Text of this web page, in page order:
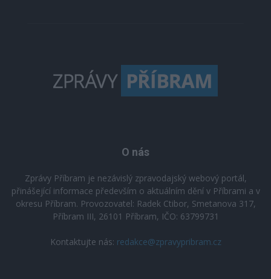
O nás
Zprávy Příbram je nezávislý zpravodajský webový portál,
přinášející informace především o aktuálním dění v Příbrami a v
okresu Příbram. Provozovatel: Radek Ctibor, Smetanova 317,
Příbram III, 26101 Příbram, IČO: 63799731
Kontaktujte nás: redakce@zpravypribram.cz